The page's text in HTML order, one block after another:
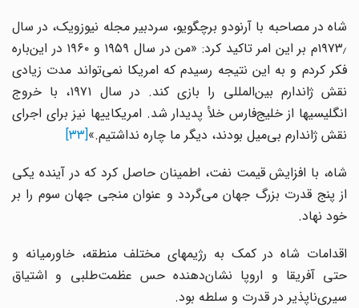
شاه در مصاحبه با آرنودو برچگویو، سردبیر مجله نیوزویک، در سال
۱۹۷۳٫م بر این امر تاکید کرد: «من در سال ۱۹۵۹ و ۱۹۶۰ در این‌باره
فکر کردم و به این نتیجه رسیدم که امریکا نمی‌تواند مدت زیادی
نقش ژاندارم بین‌المللی را بازی کند. در سال ۱۹۷۱، با خروج
انگلیسیها از خلیج‌فارس خلأ پدیدار شد. امریکاییها نیز برای اجرای
نقش ژاندارم بی‌میل بودند، دیگر ما چاره نداشتیم.»[۳۳]
شاه، با افزایش قیمت نفت، اطمینان حاصل کرد که در آینده یکی
از پنج قدرت بزرگ جهان می‌گردد و عنوان منجی جهان سوم را بر
خود نهاد.
اقدامات شاه در کمک به رژیمهای مختلف منطقه، خاورمیانه و
حتی آفریقا و اروپا نشان‌دهنده حس عظمت‌طلبی و اشتیاق
سیری‌ناپذیر در قدرت و سلطه بود.